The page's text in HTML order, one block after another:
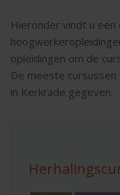
Hieronder vindt u een
opleidingen om de
De meeste
in Kerkrade gegeven.